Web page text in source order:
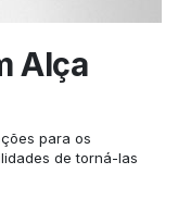
Alça
para os
de torná-las